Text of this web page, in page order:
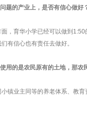
题的产业上，是否有信心做好
，育华小学已经可以做到
有信心也有责任去做好。
用的是农民原有的土地，那农
镇业主同等的养老体系、教